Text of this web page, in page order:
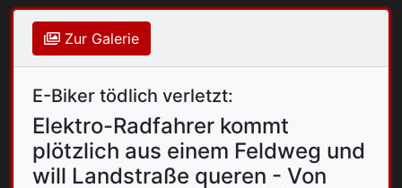
Zur Galerie
E-Biker tödlich verletzt:
Elektro-Radfahrer kommt
plötzlich aus einem Feldweg und
will Landstraße queren - Von